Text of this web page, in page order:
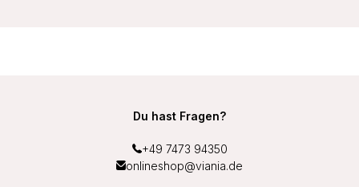
Du hast Fragen?
+49 7473 94350
onlineshop@viania.de